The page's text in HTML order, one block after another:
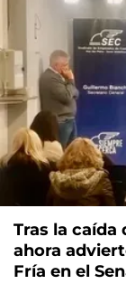
Tras la caída
ahora
Fría en el